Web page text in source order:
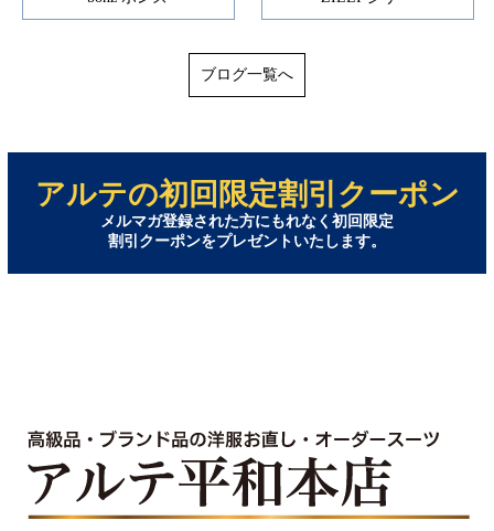
ブログ一覧へ
アルテの初回限定割引クーポン
メルマガ登録された方にもれなく初回限定
割引クーポンをプレゼントいたします。